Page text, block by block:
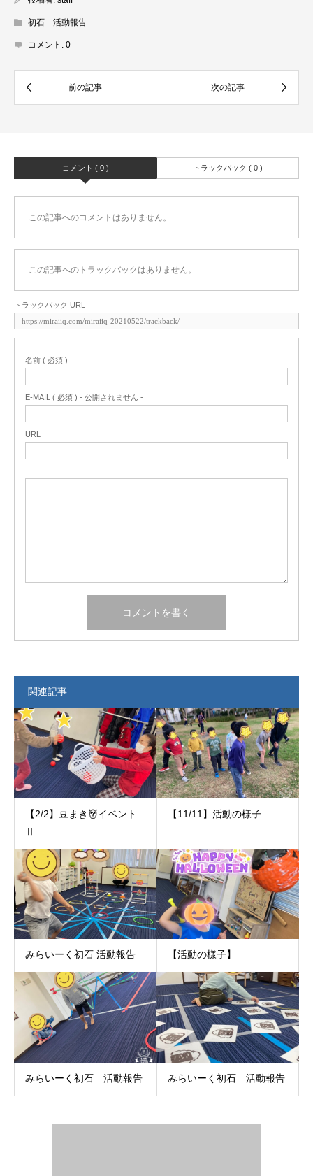
初石 活動報告
コメント: 0
コメント ( 0 ) トラックバック ( 0 )
この記事へのコメントはありません。
この記事へのトラックバックはありません。
トラックバック URL
名前 ( 必須 )
E-MAIL ( 必須 ) - 公開されません -
URL
関連記事
【2/2】豆まき👹イベント
Ⅱ
【11/11】活動の様子
みらいーく初石 活動報告 【活動の様子】
みらいーく初石 活動報告 みらいーく初石 活動報告